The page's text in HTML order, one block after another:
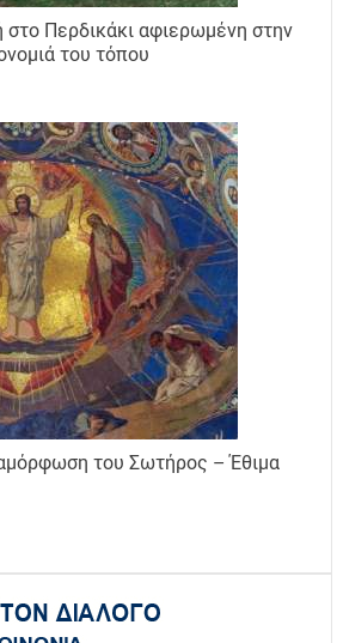
στο Περδικάκι αφιερωμένη στην
του τόπου
του Σωτήρος – Έθιμα